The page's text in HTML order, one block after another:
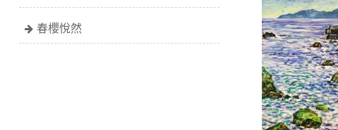
春櫻悅然